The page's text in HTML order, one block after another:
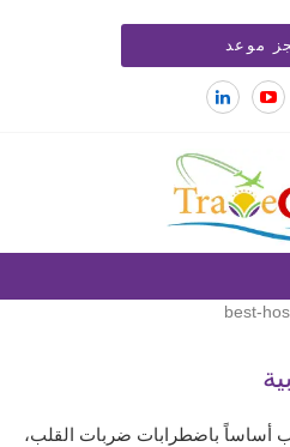
موعد
أساساً باضطرابات ضربات القلب،